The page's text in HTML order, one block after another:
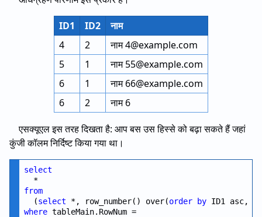
ID1 ID2
नाम
4
2
नाम 4@example.com
5
1
नाम 55@example.com
6
1
नाम 66@example.com
6
2 नाम 6
एसक्यूएल इस तरह दिखता है: आप बस उस हिस्से को बढ़ा सकते हैं जहां
कुंजी कॉलम निर्दिष्ट किया गया था।
select
from
  (
select *, row_number() over(order by ID1 asc,
where tableMain.RowNum =